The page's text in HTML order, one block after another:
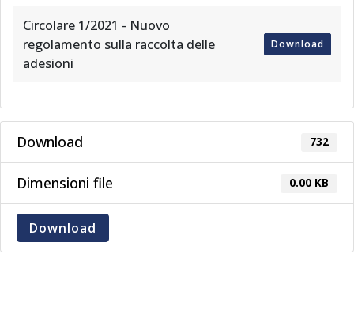
Circolare 1/2021 - Nuovo
regolamento sulla raccolta delle
adesioni
Download
Download 732
Dimensioni file 0.00 KB
Download